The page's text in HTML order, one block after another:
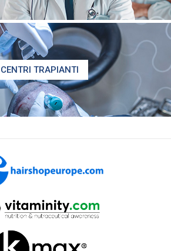
CENTRI TRAPIANTI